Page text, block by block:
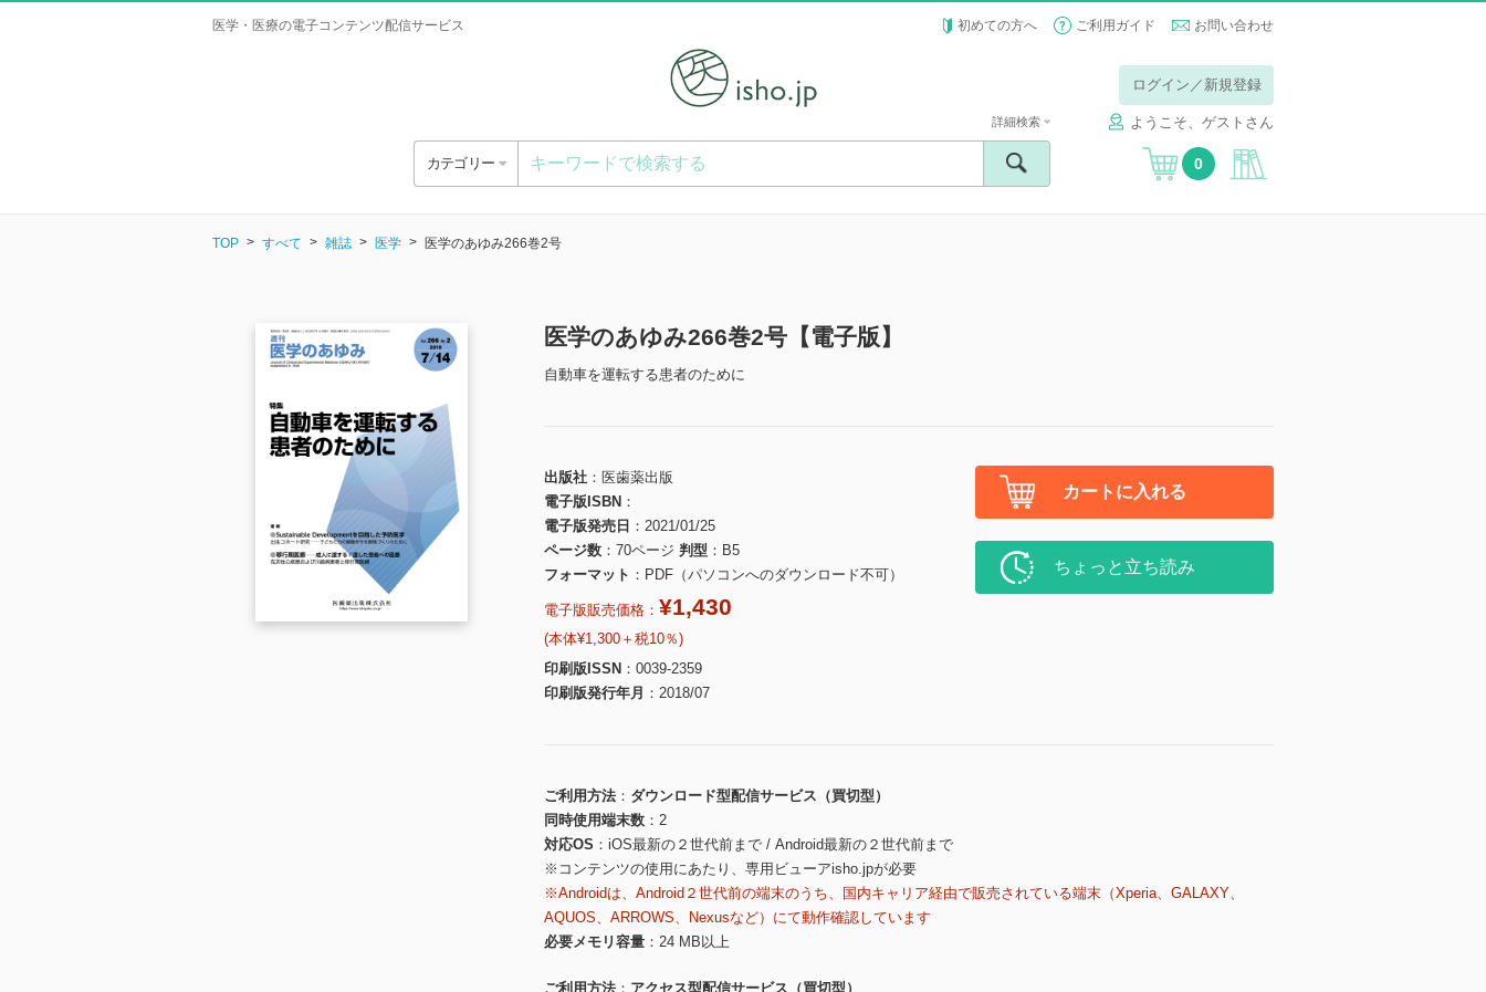
医学・医療の電子コンテンツ配信サービス 初めての方へ ご利用ガイド お問い合わせ
ログイン／新規登録
ようこそ、ゲストさん
カテゴリー
詳細検索
0
TOP すべて 雑誌 医学 医学のあゆみ266巻2号
医学のあゆみ266巻2号【電子版】
自動車を運転する患者のために
出版社
医歯薬出版
電子版ISBN
電子版発売日
2021/01/25
ページ数
70ページ 判型
B5
フォーマット
PDF（パソコンへのダウンロード不可）
電子版販売価格： ¥1,430
(本体¥1,300＋税10％)
印刷版ISSN
0039-2359
印刷版発行年月
2018/07
カートに入れる
ちょっと立ち読み
ご利用方法
ダウンロード型配信サービス（買切型）
同時使用端末数
2
対応OS
iOS最新の２世代前まで / Android最新の２世代前まで
※コンテンツの使用にあたり、専用ビューアisho.jpが必要
※Androidは、Android２世代前の端末のうち、国内キャリア経由で販売されている端末（Xperia、GALAXY、
AQUOS、ARROWS、Nexusなど）にて動作確認しています
必要メモリ容量
24 MB以上
ご利用方法
アクセス型配信サービス（買切型）